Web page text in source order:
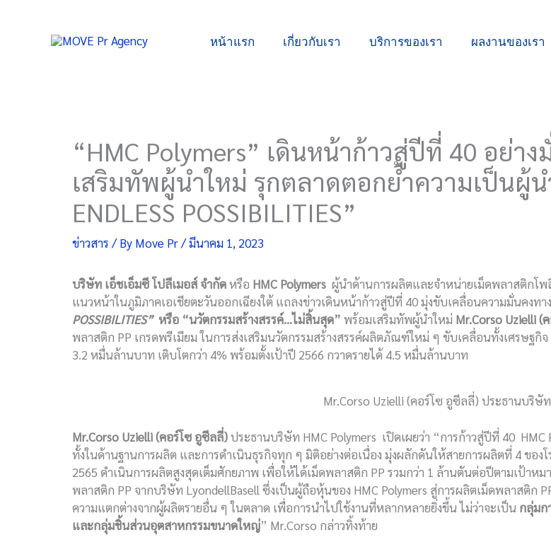
หน้าแรก เกี่ยวกับเรา บริการของเรา ผลงานของเรา
“HMC Polymers” เดินหน้าก้าวสู่ปีที่ 40 อย่า
เสริมทัพผู้นำใหม่ รุกตลาดตอกย้ำความเป็นผู้น
ENDLESS POSSIBILITIES”
ข่าวสาร / By Move Pr/มีนาคม 1, 2023
บริษัท เอ็ชเอ็มซี โปลีเมอส์ จำกัดหรือ HMC Polymers ผู้นำด้านการผลิตและจำหน่ายเม็ดพลาสติกโ
แนวหน้าในภูมิภาคเอเชียตะวันออกเฉียงใต้ แถลงข่าวเดินหน้าก้าวสู่ปีที่ 40 มุ่งขับเคลื่อนความมั่นคงท
POSSIBILITIES” หรือ “นวัตกรรมสร้างสรรค์…ไม่สิ้นสุด” พร้อมเสริมทัพผู้นำใหม่ Mr.Corso Uzielli (
พลาสติก PP เกรดพรีเมียม ในการส่งเสริมนวัตกรรมสร้างสรรค์ผลิตภัณฑ์ใหม่ ๆ ขับเคลื่อนทั้งเศรษฐ
3.2 หมื่นล้านบาท เติบโตกว่า 4% พร้อมตั้งเป้าปี 2566 กวาดรายได้ 4.5 หมื่นล้านบาท
Mr.Corso Uzielli (คอร์โซ อูซีลลี่) ประธานบริษัท
Mr.Corso Uzielli (คอร์โซ อูซีลลี่)ประธานบริษัท HMC Polymers เปิดเผยว่า “การก้าวสู่ปีที่ 40
ทั้งในด้านฐานการผลิต และการดำเนินธุรกิจทุก ๆ มิติอย่างต่อเนื่อง มุ่งผลักดันให้สายการผลิตที่ 4 ของ
2565 ดำเนินการผลิตสูงสุดเต็มศักยภาพ เพื่อให้ได้เม็ดพลาสติก PP รวมกว่า 1 ล้านตันต่อปีตามเป้าหม
พลาสติก PP จากบริษัท LyondellBasell ซึ่งเป็นผู้ถือหุ้นของ HMC Polymers สู่การผลิตเม็ดพลาสติก
ความแตกต่างจากผู้ผลิตรายอื่น ๆ ในตลาด เพื่อการนำไปใช้งานที่หลากหลายยิ่งขึ้น ไม่ว่าจะเป็น กลุ่มก
และกลุ่มชิ้นส่วนอุตสาหกรรมขนาดใหญ่” Mr.Corso กล่าวทิ้งท้าย